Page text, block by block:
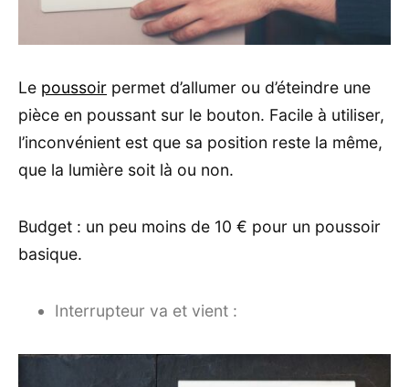
Le poussoir permet d’allumer ou d’éteindre une
pièce en poussant sur le bouton. Facile à utiliser,
l’inconvénient est que sa position reste la même,
que la lumière soit là ou non.
Budget : un peu moins de 10 € pour un poussoir
basique.
Interrupteur va et vient :